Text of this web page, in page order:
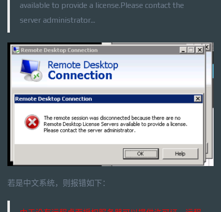
available to provide a license.Please contact the
server administrator...
若是中文系统，则报错如下：